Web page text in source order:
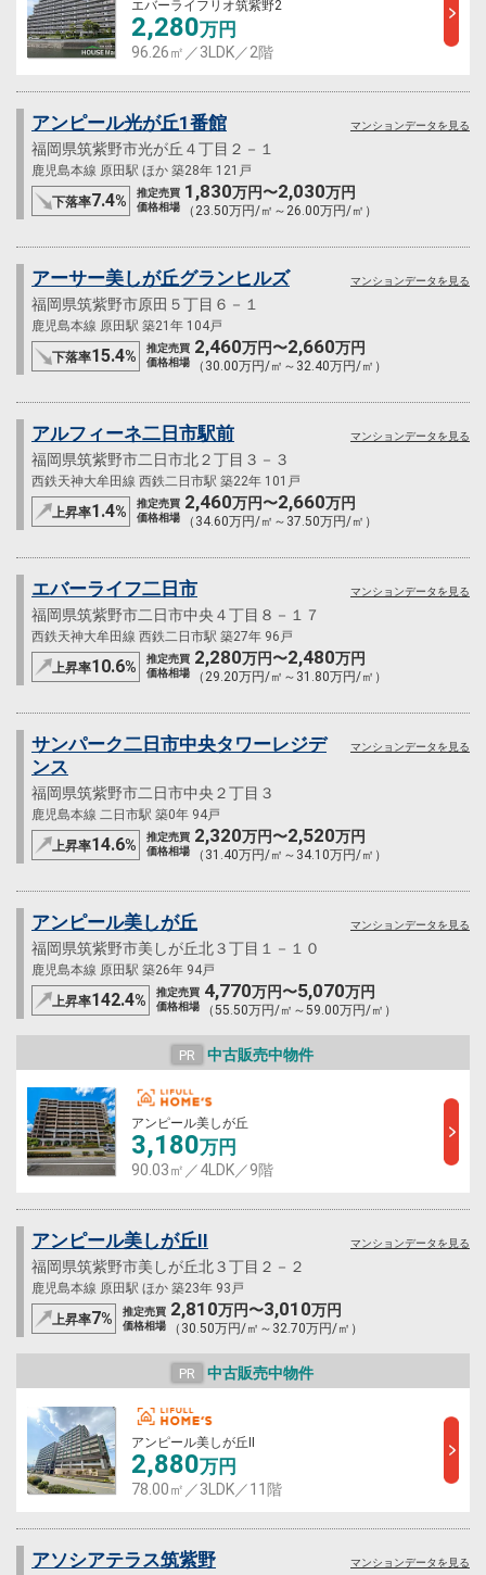
エバーライフリオ筑紫野2
2,280万円
96.26㎡／3LDK／2階
アンピール光が丘1番館
福岡県筑紫野市光が丘４丁目２－１
鹿児島本線 原田駅 ほか 築28年 121戸
下落率7.4%
推定売買
価格相場
1,830万円〜2,030万円
（23.50万円/㎡～26.00万円/㎡）
マンションデータを見る
アーサー美しが丘グランヒルズ
福岡県筑紫野市原田５丁目６－１
鹿児島本線 原田駅 築21年 104戸
下落率15.4%
推定売買
価格相場
2,460万円〜2,660万円
（30.00万円/㎡～32.40万円/㎡）
マンションデータを見る
アルフィーネ二日市駅前
福岡県筑紫野市二日市北２丁目３－３
西鉄天神大牟田線 西鉄二日市駅 築22年 101戸
上昇率1.4%
推定売買
価格相場
2,460万円〜2,660万円
（34.60万円/㎡～37.50万円/㎡）
マンションデータを見る
エバーライフ二日市
福岡県筑紫野市二日市中央４丁目８－１７
西鉄天神大牟田線 西鉄二日市駅 築27年 96戸
上昇率10.6%
推定売買
価格相場
2,280万円〜2,480万円
（29.20万円/㎡～31.80万円/㎡）
マンションデータを見る
サンパーク二日市中央タワーレジデ
ンス
福岡県筑紫野市二日市中央２丁目３
鹿児島本線 二日市駅 築0年 94戸
上昇率14.6%
推定売買
価格相場
2,320万円〜2,520万円
（31.40万円/㎡～34.10万円/㎡）
マンションデータを見る
アンピール美しが丘
福岡県筑紫野市美しが丘北３丁目１－１０
鹿児島本線 原田駅 築26年 94戸
上昇率142.4%
推定売買
価格相場
4,770万円〜5,070万円
（55.50万円/㎡～59.00万円/㎡）
マンションデータを見る
PR 中古販売中物件
アンピール美しが丘
3,180万円
90.03㎡／4LDK／9階
アンピール美しが丘II
福岡県筑紫野市美しが丘北３丁目２－２
鹿児島本線 原田駅 ほか 築23年 93戸
上昇率7%
推定売買
価格相場
2,810万円〜3,010万円
（30.50万円/㎡～32.70万円/㎡）
マンションデータを見る
PR 中古販売中物件
アンピール美しが丘II
2,880万円
78.00㎡／3LDK／11階
アソシアテラス筑紫野 マンションデータを見る